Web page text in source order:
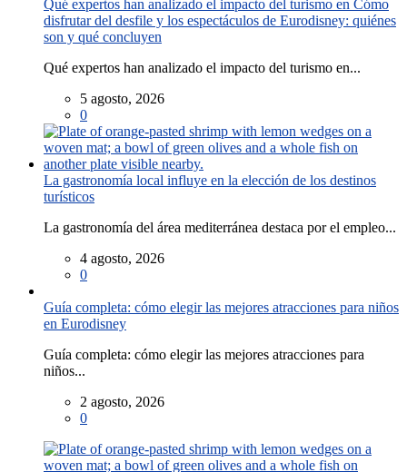
Qué expertos han analizado el impacto del turismo en Cómo
disfrutar del desfile y los espectáculos de Eurodisney: quiénes
son y qué concluyen
Qué expertos han analizado el impacto del turismo en...
5 agosto, 2026
0
La gastronomía local influye en la elección de los destinos
turísticos
La gastronomía del área mediterránea destaca por el empleo...
4 agosto, 2026
0
Guía completa: cómo elegir las mejores atracciones para niños
en Eurodisney
Guía completa: cómo elegir las mejores atracciones para
niños...
2 agosto, 2026
0